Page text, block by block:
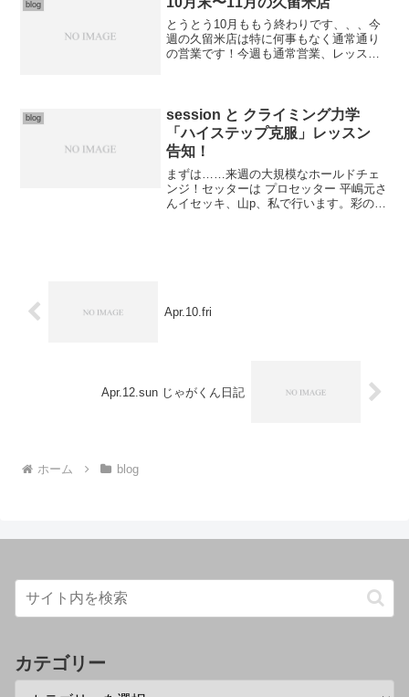
blog
とうとう10月ももう終わりです、、、今
週の久留米店は特に何事もなく通常通り
の営業です！今週も通常営業、レッスン
blog
session と クライミング力学
「ハイステップ克服」レッスン
告知！
まずは……来週の大規模なホールドチェ
ンジ！セッターは プロセッター 平嶋元さ
んイセッキ、山p、私で行います。彩の在
Apr.10.fri
Apr.12.sun じゃがくん日記
ホーム blog
カテゴリー